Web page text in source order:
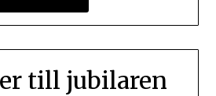
till jubilaren